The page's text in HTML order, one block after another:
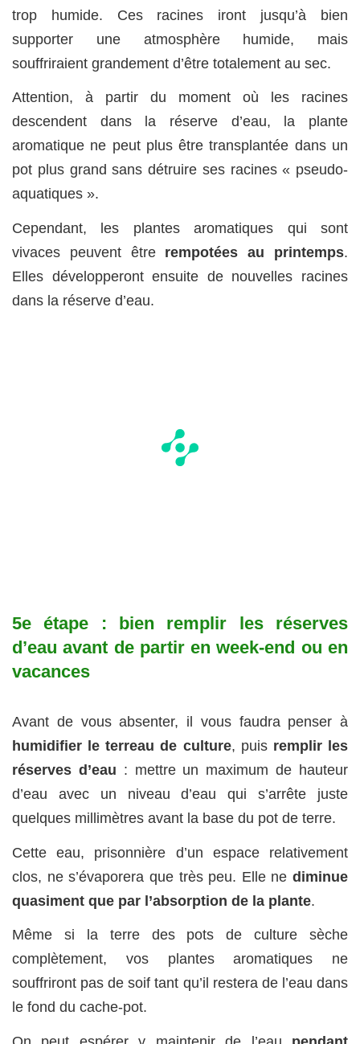
trop humide. Ces racines iront jusqu’à bien
supporter une atmosphère humide, mais
souffriraient grandement d’être totalement au sec.
Attention, à partir du moment où les racines
descendent dans la réserve d’eau, la plante
aromatique ne peut plus être transplantée dans un
pot plus grand sans détruire ses racines « pseudo-
aquatiques ».
Cependant, les plantes aromatiques qui sont
vivaces peuvent être rempotées au printemps.
Elles développeront ensuite de nouvelles racines
dans la réserve d’eau.
5e étape : bien remplir les réserves
d’eau avant de partir en week-end ou en
vacances
Avant de vous absenter, il vous faudra penser à
humidifier le terreau de culture, puis remplir les
réserves d’eau : mettre un maximum de hauteur
d’eau avec un niveau d’eau qui s’arrête juste
quelques millimètres avant la base du pot de terre.
Cette eau, prisonnière d’un espace relativement
clos, ne s’évaporera que très peu. Elle ne diminue
quasiment que par l’absorption de la plante.
Même si la terre des pots de culture sèche
complètement, vos plantes aromatiques ne
souffriront pas de soif tant qu’il restera de l’eau dans
le fond du cache-pot.